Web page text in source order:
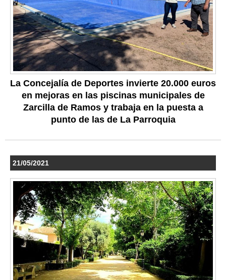
La Concejalía de Deportes invierte 20.000 euros
en mejoras en las piscinas municipales de
Zarcilla de Ramos y trabaja en la puesta a
punto de las de La Parroquia
21/05/2021